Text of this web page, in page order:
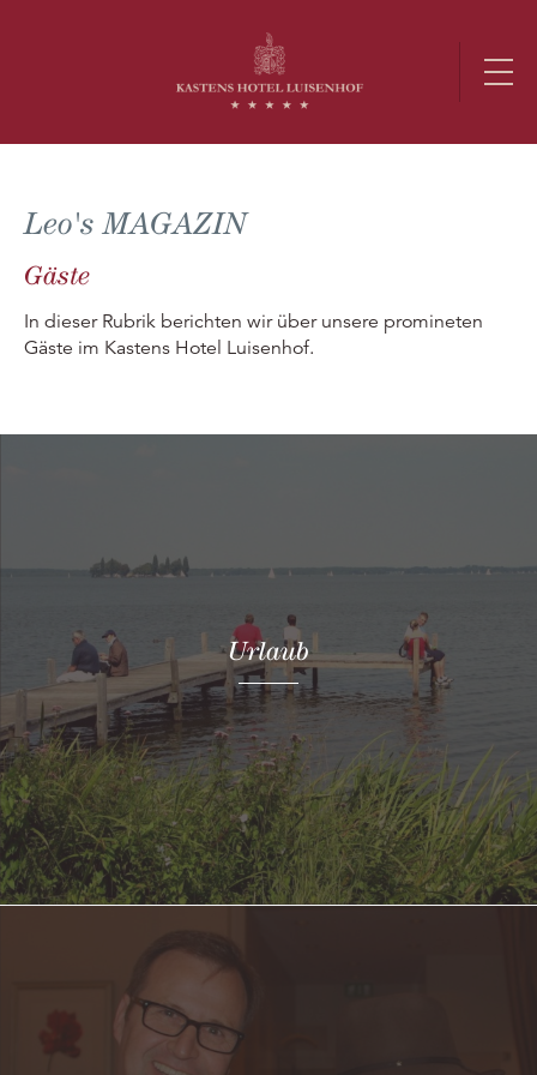
Leo's MAGAZIN
Gäste
In dieser Rubrik berichten wir über unsere promineten
Gäste im Kastens Hotel Luisenhof.
Urlaub